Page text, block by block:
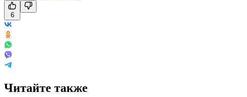
6
Читайте также